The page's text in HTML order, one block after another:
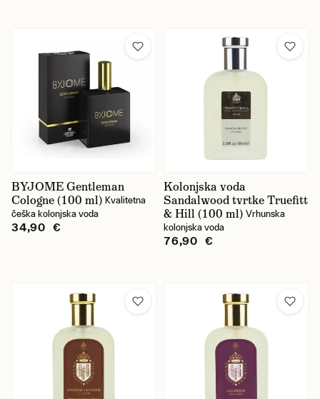
BYJOME Gentleman
Cologne (100 ml) Kvalitetna
češka kolonjska voda
34,90 €
Kolonjska voda
Sandalwood tvrtke Truefitt
& Hill (100 ml) Vrhunska
kolonjska voda
76,90 €